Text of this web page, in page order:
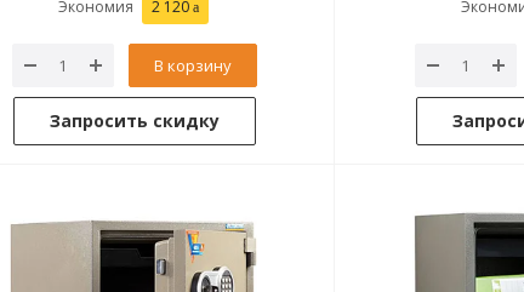
Экономия 2 120
В корзину
Запросить скидку